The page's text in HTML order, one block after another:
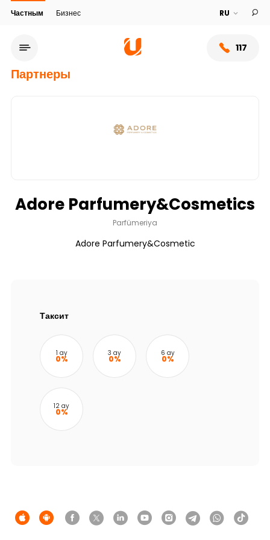
Частным Бизнес
117
Сеть обслуживания
О банке
Тарифы
Кадровые ресурсы
Партнеры
Adore Parfumery&Cosmetics
Parfümeriya
Adore Parfumery&Cosmetic
Таксит
1 ay
0%
3 ay
0%
6 ay
0%
12 ay
0%